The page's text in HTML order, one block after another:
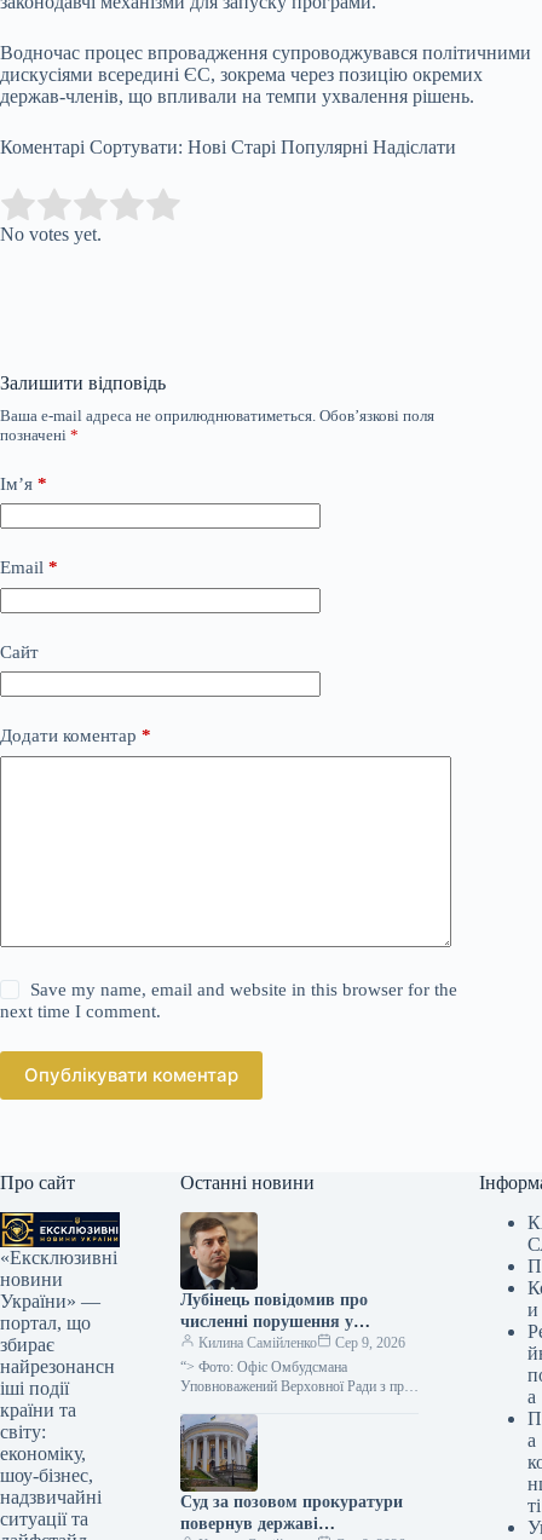
Водночас процес впровадження супроводжувався політичними
дискусіями всередині ЄС, зокрема через позицію окремих
держав-членів, що впливали на темпи ухвалення рішень.
Коментарі Сортувати: Нові Старі Популярні Надіслати
Rate this item:
No votes yet.
Залишити відповідь
Ваша e-mail адреса не оприлюднюватиметься. Обов’язкові поля
позначені *
Ім’я *
Email *
Сайт
Додати коментар *
Save my name, email and website in this browser for the
next time I comment.
Опублікувати коментар
Про сайт
«Ексклюзивні
новини
України» —
портал, що
збирає
найрезонансн
іші події
країни та
світу:
економіку,
шоу-бізнес,
надзвичайні
ситуації та
Останні новини
Лубінець повідомив про
численні порушення у
Берегівському військкоматі
Килина Самійленко
Сер 9, 2026
“> Фото: Офіс Омбудсмана
Уповноважений Верховної Ради з прав
про численні протиправні дії у
Берегівському районному…
Суд за позовом прокуратури
повернув державі
и
а
а
ті